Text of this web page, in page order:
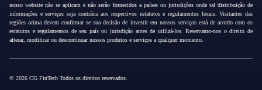
nosso website não se aplicam e não serão fornecidos a países ou jurisdições onde tal distribuição de
informações e serviços seja contrária aos respectivos estatutos e regulamentos locais. Visitantes das
regiões acima devem confirmar se sua decisão de investir em nossos serviços está de acordo com os
estatutos e regulamentos de seu país ou jurisdição antes de utilizá-los. Reservamo-nos o direito de
alterar, modificar ou descontinuar nossos produtos e serviços a qualquer momento.
© 2026 CG FinTech Todos os direitos reservados.